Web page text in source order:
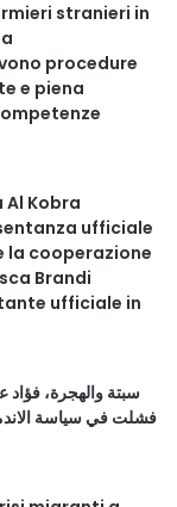
–
stranieri in
procedure
e piena
Al Kobra
ufficiale
la cooperazione
Brandi
ufficiale in
فشلت في سياسة